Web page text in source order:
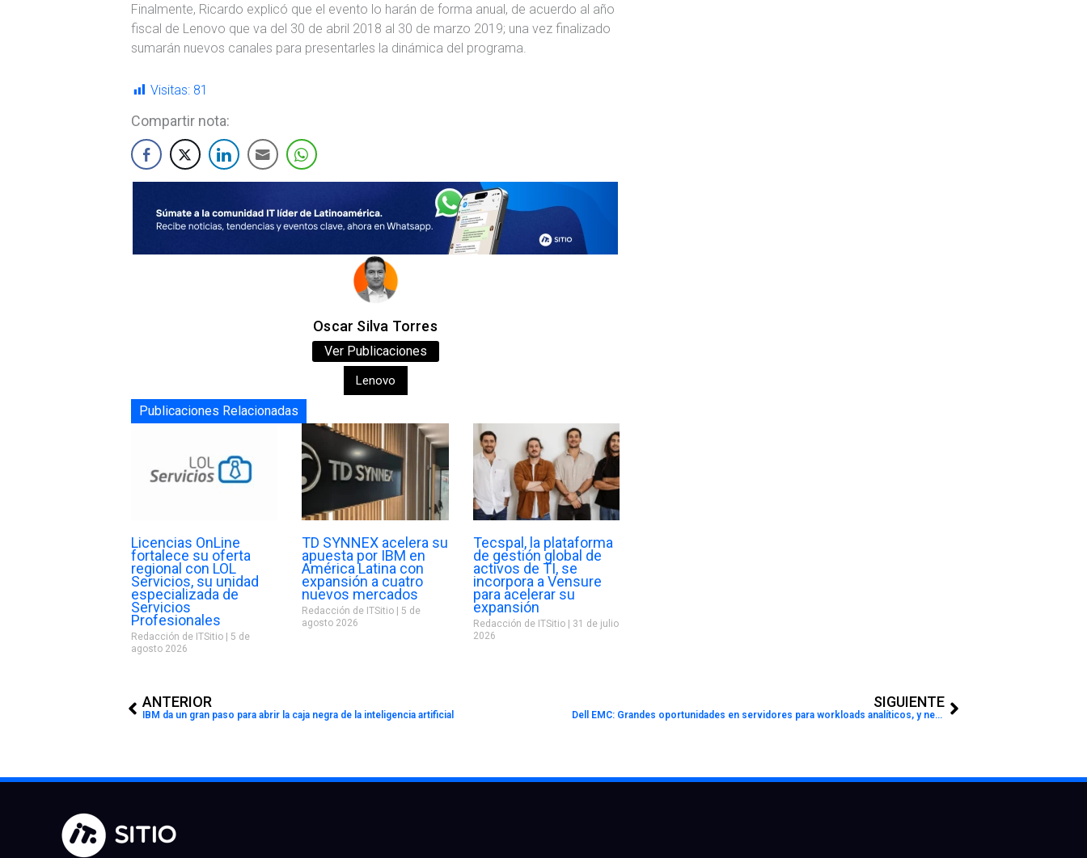
Finalmente, Ricardo explicó que el evento lo harán de forma anual, de acuerdo al año
fiscal de Lenovo que va del 30 de abril 2018 al 30 de marzo 2019; una vez finalizado
sumarán nuevos canales para presentarles la dinámica del programa.
Visitas: 81
Compartir nota:
Oscar Silva Torres
Ver Publicaciones
Lenovo
Publicaciones Relacionadas
Licencias OnLine
fortalece su oferta
regional con LOL
Servicios, su unidad
especializada de
Servicios
Profesionales
Redacción de ITSitio
5 de
agosto 2026
TD SYNNEX acelera su
apuesta por IBM en
América Latina con
expansión a cuatro
nuevos mercados
Redacción de ITSitio
5 de
agosto 2026
Tecspal, la plataforma
de gestión global de
activos de TI, se
incorpora a Vensure
para acelerar su
expansión
Redacción de ITSitio
31 de julio
2026
ANTERIOR
IBM da un gran paso para abrir la caja negra de la inteligencia artificial
SIGUIENTE
Dell EMC: Grandes oportunidades en servidores para workloads analíticos, y networking de 25GbE